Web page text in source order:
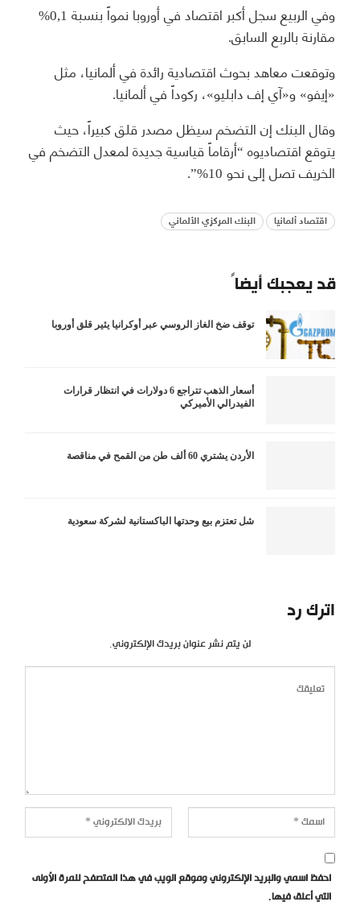
وفي الربيع سجل أكبر اقتصاد في أوروبا نمواً بنسبة 0,1%
مقارنة بالربع السابق.
وتوقعت معاهد بحوث اقتصادية رائدة في ألمانيا، مثل
«إيفو» و«آي إف دابليو»، ركوداً في ألمانيا.
وقال البنك إن التضخم سيظل مصدر قلق كبيراً، حيث
يتوقع اقتصاديوه “أرقاماً قياسية جديدة لمعدل التضخم في
الخريف تصل إلى نحو 10%”.
اقتصاد ألمانيا البنك المركزي الألماني
قد يعجبك أيضاً
توقف ضخ الغاز الروسي عبر أوكرانيا يثير قلق أوروبا
أسعار الذهب تتراجع 6 دولارات في انتظار قرارات
الفيدرالي الأميركي
الأردن يشتري 60 ألف طن من القمح في مناقصة
شل تعتزم بيع وحدتها الباكستانية لشركة سعودية
اترك رد
لن يتم نشر عنوان بريدك الإلكتروني.
احفظ اسمي والبريد الإلكتروني وموقع الويب في هذا المتصفح للمرة الأولى
التي أعلق فيها.